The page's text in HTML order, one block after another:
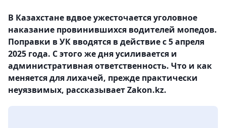
В Казахстане вдвое ужесточается уголовное
наказание провинившихся водителей мопедов.
Поправки в УК вводятся в действие с 5 апреля
2025 года. С этого же дня усиливается и
административная ответственность. Что и как
меняется для лихачей, прежде практически
неуязвимых, рассказывает Zakon.kz.